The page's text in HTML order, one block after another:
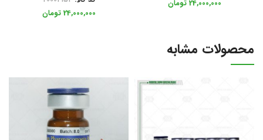
24,000,000 تومان
24,000,000 تومان
محصولات مشابه